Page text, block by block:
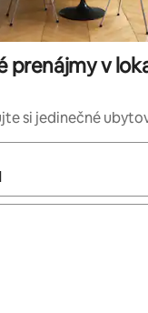
prenájmy v
si jedinečné
k dispozícii, môžete